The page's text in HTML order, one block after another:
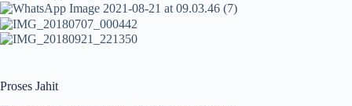
Proses Jahit